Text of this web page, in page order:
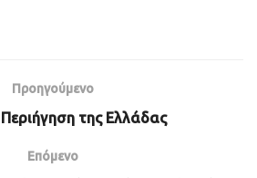
Προηγούμενο
Περιήγηση της Ελλάδας
Επόμενο